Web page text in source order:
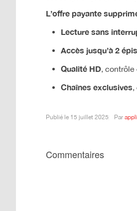
L’offre payante
Lecture sans
Accès jusqu’à 2
Qualité HD, contrôle
Chaînes exclusives,
Publié le 15 juillet 2025 Par
Commentaires